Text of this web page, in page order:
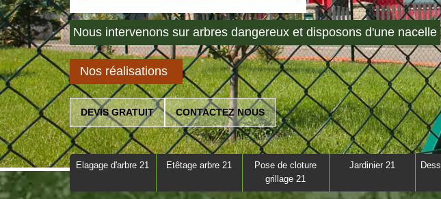
Nous intervenons sur arbres dangereux et disposons d'une nacelle
Nos réalisations
DEVIS GRATUIT CONTACTEZ NOUS
Elagage d'arbre 21 Etêtage arbre 21
Pose de cloture
grillage 21
Jardinier 21